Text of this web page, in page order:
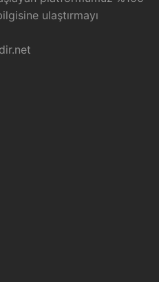
ulaştırmayı